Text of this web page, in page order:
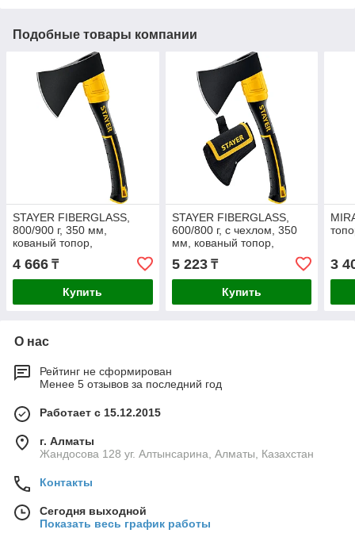
Подобные товары компании
STAYER FIBERGLASS,
800/900 г, 350 мм,
кованый топор,
Professional (2062-08)
4 666 ₸
Купить
STAYER FIBERGLASS,
600/800 г, с чехлом, 350
мм, кованый топор,
Professional (2062-06P)
5 223₸
Купить
3
О нас
Рейтинг не сформирован
Менее 5 отзывов за последний год
Работает с 15.12.2015
г. Алматы
Жандосова 128 уг. Алтынсарина, Алматы, Казахстан
Контакты
Сегодня выходной
Показать весь график работы